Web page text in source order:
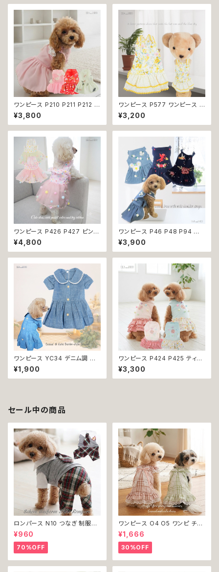
ワンピース P210 P211 P212 犬
イエロー ピンク ホワイト レッド
レモン 蝶 フラワー 猫 ペット 服
犬服 犬の服 犬洋服 犬の洋服
洋服 dog ドッグウェア ドッグウ
エア 女の子 小型犬 おしゃれ か
わいい 可愛い 透け感 コットン
返品交換不可
¥3,800
ワンピース P577 ワンピース ド
レス ハンドメイド 花 スカート ト
ップス ティアードスカート 春 夏
パピー 小型犬 犬 猫 ペット 服
ウェア おしゃれ かわいい お出
かけ 返品交換不可
¥3,200
ワンピース P426 P427 ピンク
ホワイト ハンドメイド ビーズ 揺
れる リボン レース ドッグウェア
春夏 ドッグウエア ドッグ ウェア
プル 犬洋服 猫洋服 春 夏 洋服
女の子 男の子 小型 おしゃれ か
わいい 送料無料 返品交換不可
¥4,800
ワンピース P46 P48 P94 犬
服 フラワー デニム調 トップス ナ
チュラル ハンドメイド ブルー 青
花 パール風 ビーズ ドッグ ウェ
服 犬の服 犬洋服 洋服 女の子
小型 小型犬 猫 おしゃれ かわい
い 返品交換不可
¥3,900
ワンピース YC34 デニム調 紺
レース シンプル 女の子 春 夏
犬 犬服 小型 猫 服 洋服 ペット
dog ドッグウェア おしゃれ かわ
¥1,900
ワンピース P424 P425 ティア
ード ドット 水玉 ハンドメイド ド
ッグウェア 春夏 ドッグウエア ド
ッグ ウェア 犬 猫 ペット 服 犬服
¥3,300
セール中の商品
ロンパース N10 つなぎ 制服風
チェック柄 グレー 灰色 コスチュ
ーム コスプレ ドッグウェア dog
犬 猫 ペット 服 犬服 洋服 オシ
ャレ かわいい 小型犬 返品交換
不可
¥960
70%OFF
ワンピース O4 O5 ワンピ チェ
ック プリーツ レース 女の子 犬
犬服 小型 猫 服 洋服 ペット do
g ドッグウェア おしゃれ かわい
い 返品交換不可
¥1,666
30%OFF